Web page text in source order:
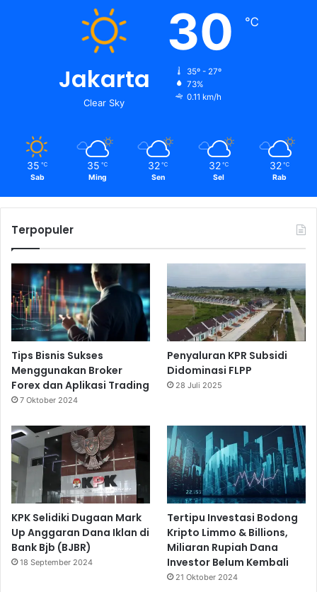
Jakarta
Clear Sky
30 ℃
35º - 27º
73%
0.11 km/h
35 ℃
Sab
35 ℃
Ming
32 ℃
Sen
32 ℃
Sel
32 ℃
Rab
Terpopuler
Tips Bisnis Sukses
Menggunakan Broker
Forex dan Aplikasi Trading
7 Oktober 2024
Penyaluran KPR Subsidi
Didominasi FLPP
28 Juli 2025
KPK Selidiki Dugaan Mark
Up Anggaran Dana Iklan di
Bank Bjb (BJBR)
18 September 2024
Tertipu Investasi Bodong
Kripto Limmo & Billions,
Miliaran Rupiah Dana
Investor Belum Kembali
21 Oktober 2024